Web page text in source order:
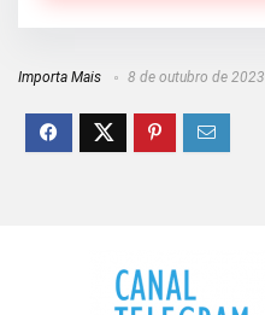
Importa Mais 8 de outubro de 2023